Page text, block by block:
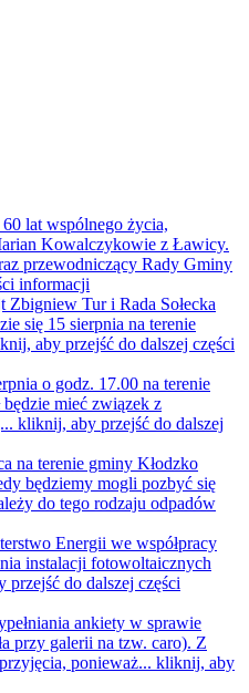
60 lat wspólnego życia,
Kowalczykowie z Ławicy.
przewodniczący Rady Gminy
informacji
Zbigniew Tur i Rada Sołecka
się 15 sierpnia na terenie
aby przejść do dalszej części
o godz. 17.00 na terenie
mieć związek z
kliknij, aby przejść do dalszej
na terenie gminy Kłodzko
będziemy mogli pozbyć się
do tego rodzaju odpadów
Energii we współpracy
instalacji fotowoltaicznych
przejść do dalszej części
ankiety w sprawie
przy galerii na tzw. caro). Z
ponieważ... kliknij, aby